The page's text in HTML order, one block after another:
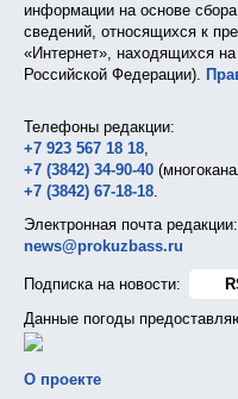
информации на основе
сведений, относящихся к
«Интернет», находящихся на
Российской Федерации).
Телефоны редакции:
+7 923 567 18 18,
+7 (3842) 34-90-40
+7 (3842) 67-18-18.
Электронная почта редакции:
news@prokuzbass.ru
Подписка на новости:
Данные погоды
О проекте